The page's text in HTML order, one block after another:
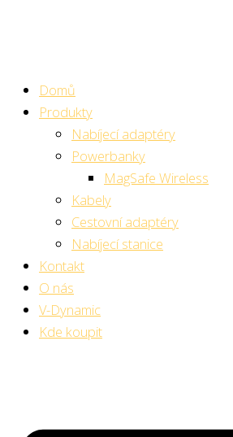
Domů
Produkty
Nabíjecí adaptéry
Powerbanky
MagSafe Wireless
Kabely
Cestovní adaptéry
Nabíjecí stanice
Kontakt
O nás
V-Dynamic
Kde koupit